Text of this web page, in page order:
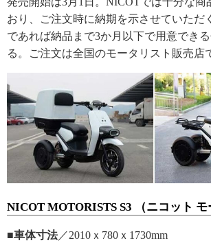
おり、ご注文時に納期を示させていただ
であれば納品まで3か月以下で用意でき
る。ご注文は全国のモータリスト販売店
NICOT MOTORISTS S3 （ニコット モ
■車体寸法／2010ｘ780ｘ1730mm